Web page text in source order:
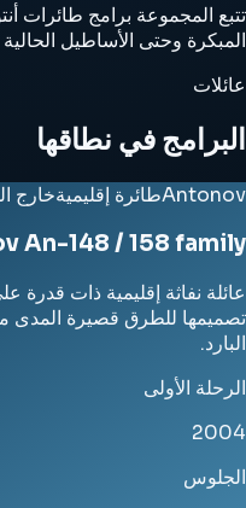
تتبع المجموعة برامج طائرات
المبكرة وحتى الأساطيل
عائلات
البرامج في نطاقها
Antonovطائرة إقليميةخارج
An-148 / 158 family
عائلة نفاثة إقليمية ذات قدرة
تصميمها للطرق قصيرة المدى
البارد.
الرحلة الأولى
2004
الجلوس